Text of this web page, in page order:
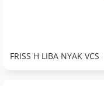
FRISS H LIBA NYAK VCS